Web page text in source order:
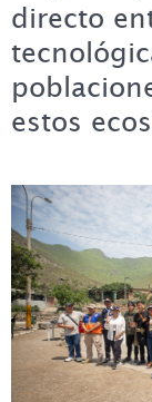
directo
estos